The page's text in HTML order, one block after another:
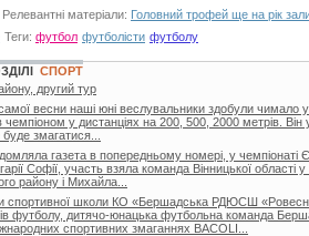
Релевантні матеріали: Головний трофей ще на рік
Теги: футбол футболісти футболу
СПОРТ
другий тур
самої весни наші юні веслувальники здобули чимало
чемпіоном у дистанціях на 200, 500, 2000 метрів.
змагатися...
газета в попередньому номері, у чемпіонаті
Софії, участь взяла команда Вінницької області
району і Михайла...
спортивної школи КО «Бершадська РДЮСШ
футболу, дитячо-юнацька футбольна команда
спортивних змаганнях BACOLI...